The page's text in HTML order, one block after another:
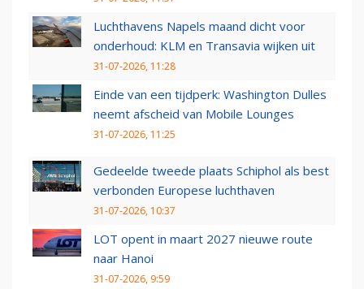
Luchthavens Napels maand dicht voor
onderhoud: KLM en Transavia wijken uit
31-07-2026, 11:28
Einde van een tijdperk: Washington Dulles
neemt afscheid van Mobile Lounges
31-07-2026, 11:25
Gedeelde tweede plaats Schiphol als best
verbonden Europese luchthaven
31-07-2026, 10:37
LOT opent in maart 2027 nieuwe route
naar Hanoi
31-07-2026, 9:59